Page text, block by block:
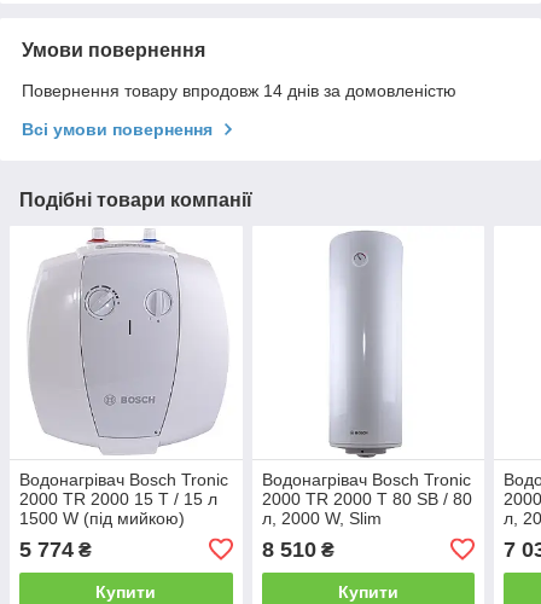
Умови повернення
Повернення товару впродовж 14 днів за домовленістю
Всі умови повернення
Подібні товари компанії
Водонагрівач Bosch Tronic
2000 TR 2000 15 T / 15 л
1500 W (під мийкою)
5 774 ₴
Купити
Водонагрівач Bosch Tronic
2000 TR 2000 T 80 SB / 80
л, 2000 W, Slim
8 510₴
Купити
л,
7